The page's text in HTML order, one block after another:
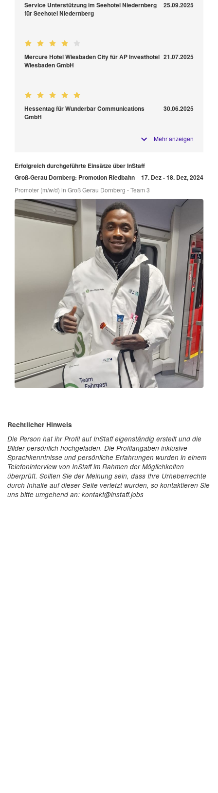
Service Unterstützung im Seehotel Niedernberg
für Seehotel Niedernberg
25.09.2025
Mercure Hotel Wiesbaden City für AP Investhotel
Wiesbaden GmbH
21.07.2025
Hessentag für Wunderbar Communications
GmbH
30.06.2025
Mehr anzeigen
Erfolgreich durchgeführte Einsätze über InStaff
Groß-Gerau Dornberg: Promotion Riedbahn
17. Dez - 18. Dez, 2024
Promoter (m/w/d) in Groß Gerau Dornberg - Team 3
Rechtlicher Hinweis
Die Person hat ihr Profil auf InStaff eigenständig erstellt und die
Bilder persönlich hochgeladen. Die Profilangaben inklusive
Sprachkenntnisse und persönliche Erfahrungen wurden in einem
Telefoninterview von InStaff im Rahmen der Möglichkeiten
überprüft. Sollten Sie der Meinung sein, dass Ihre Urheberrechte
durch Inhalte auf dieser Seite verletzt wurden, so kontaktieren Sie
uns bitte umgehend an: kontakt@instaff.jobs